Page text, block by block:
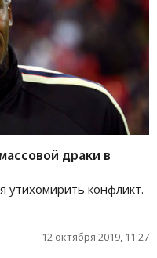
драки в
утихомирить конфликт.
12 октября 2019, 11:27